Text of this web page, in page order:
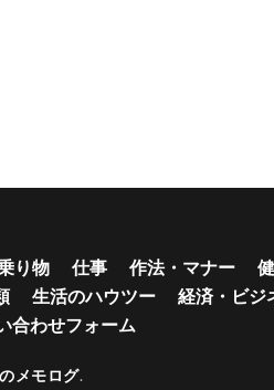
り物 仕事 作法・マナー
生活のハウツー 経済・ビジ
合わせフォーム
メモログ.